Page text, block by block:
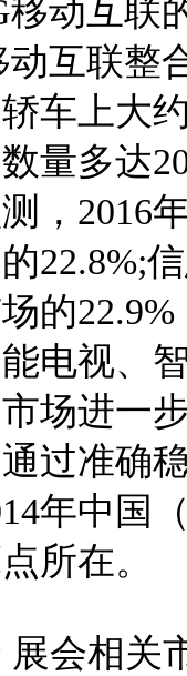
移动互联
互联整
车上大
量多达
，2016
22.8%;
的
电视、
场进一
过准确
年中国
所在。
会相关